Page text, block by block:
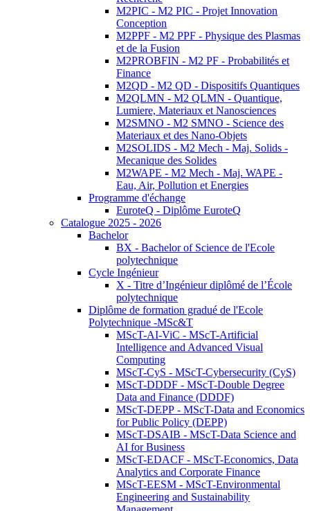
M2PIC - M2 PIC - Projet Innovation
Conception
M2PPF - M2 PPF - Physique des Plasmas
et de la Fusion
M2PROBFIN - M2 PF - Probabilités et
Finance
M2QD - M2 QD - Dispositifs Quantiques
M2QLMN - M2 QLMN - Quantique,
Lumiere, Materiaux et Nanosciences
M2SMNO - M2 SMNO - Science des
Materiaux et des Nano-Objets
M2SOLIDS - M2 Mech - Maj. Solids -
Mecanique des Solides
M2WAPE - M2 Mech - Maj. WAPE -
Eau, Air, Pollution et Energies
Programme d'échange
EuroteQ - Diplôme EuroteQ
Catalogue 2025 - 2026
Bachelor
BX - Bachelor of Science de l'Ecole
polytechnique
Cycle Ingénieur
X - Titre d’Ingénieur diplômé de l’École
polytechnique
Diplôme de formation gradué de l'Ecole
Polytechnique -MSc&T
MScT-AI-ViC - MScT-Artificial
Intelligence and Advanced Visual
Computing
MScT-CyS - MScT-Cybersecurity (CyS)
MScT-DDDF - MScT-Double Degree
Data and Finance (DDDF)
MScT-DEPP - MScT-Data and Economics
for Public Policy (DEPP)
MScT-DSAIB - MScT-Data Science and
AI for Business
MScT-EDACF - MScT-Economics, Data
Analytics and Corporate Finance
MScT-EESM - MScT-Environmental
Engineering and Sustainability